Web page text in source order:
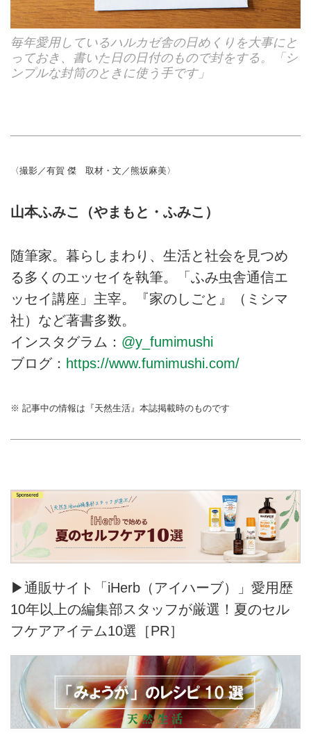
毎年愛用しているハルカゼ舎の日めくりを大事にと
っておき、書いた日の日付のもので封をする。「シ
ンプルな封筒のときに使う手です」
〈撮影／有賀 傑 取材・文／熊坂麻美〉
山本ふみこ（やまもと・ふみこ）
随筆家。暮らしまわり、生活と社会を見つめ
る多くのエッセイを執筆。「ふみ虫舎通信エ
ッセイ講座」主宰。『家のしごと』（ミシマ
社）など著書多数。
インスタグラム： @y_fumimushi
ブログ： https://www.fumimushi.com/
※ 記事中の情報は『天然生活』本誌掲載時のものです
▶通販サイト「iHerb（アイハーブ）」愛用歴
10年以上の編集部スタッフが厳選！夏のセル
フケアアイテム10選［PR］